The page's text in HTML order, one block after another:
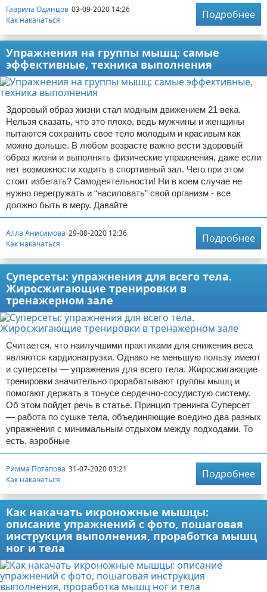
Гаврила Одинцов 03-09-2020 14:26
Как накачаться
Подробнее
Упражнения на группы мышц: самые
эффективные, техника выполнения
Здоровый образ жизни стал модным движением 21 века.
Нельзя сказать, что это плохо, ведь мужчины и женщины
пытаются сохранить свое тело молодым и красивым как
можно дольше. В любом возрасте важно вести здоровый
образ жизни и выполнять физические упражнения, даже если
нет возможности ходить в спортивный зал. Чего при этом
стоит избегать? Самодеятельности! Ни в коем случае не
нужно перегружать и “насиловать” свой организм - все
должно быть в меру. Давайте
Алла Анисимова 29-08-2020 12:36
Как накачаться
Подробнее
Суперсеты: упражнения для всего тела.
Жиросжигающие тренировки в
тренажерном зале
Считается, что наилучшими практиками для снижения веса
являются кардионагрузки. Однако не меньшую пользу имеют
и суперсеты — упражнения для всего тела. Жиросжигающие
тренировки значительно прорабатывают группы мышц и
помогают держать в тонусе сердечно-сосудистую систему.
Об этом пойдет речь в статье. Принцип тренинга Суперсет
— работа по сушке тела, объединяющие воедино два разных
упражнения с минимальным отдыхом между подходами. То
есть, аэробные
Римма Потапова 31-07-2020 03:21
Как накачаться
Подробнее
Как накачать икроножные мышцы:
описание упражнений с фото, пошаговая
инструкция выполнения, проработка мышц
ног и тела